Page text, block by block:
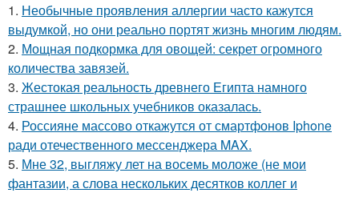
1. Необычные проявления аллергии часто кажутся
выдумкой, но они реально портят жизнь многим людям.
2. Мощная подкормка для овощей: секрет огромного
количества завязей.
3. Жестокая реальность древнего Египта намного
страшнее школьных учебников оказалась.
4. Россияне массово откажутся от смартфонов Iphone
ради отечественного мессенджера MAX.
5. Мне 32, выгляжу лет на восемь моложе (не мои
фантазии, а слова нескольких десятков коллег и